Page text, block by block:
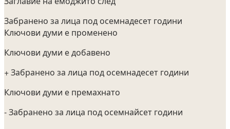
Забранено за лица под осемнадесет години
Ключови думи е променено
Ключови думи е добавено
+ Забранено за лица под осемнадесет години
Ключови думи е премахнато
- Забранено за лица под осемнайсет години